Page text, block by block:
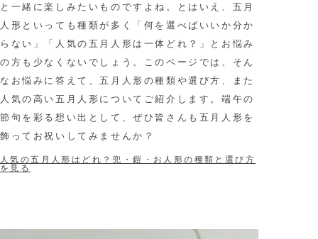
と一緒に楽しみたいものですよね。とはいえ、五月
人形といっても種類が多く「何を選べばいいか分か
らない」「人気の五月人形は一体どれ？」とお悩み
の方も少なくないでしょう。このページでは、そん
なお悩みに答えて、五月人形の種類や選び方、また
人気の高い五月人形についてご紹介します。端午の
節句を彩る想い出として、ぜひ皆さんも五月人形を
飾ってお祝いしてみませんか？
人気の五月人形はどれ？兜・鎧・お人形の種類と選び方
を見る